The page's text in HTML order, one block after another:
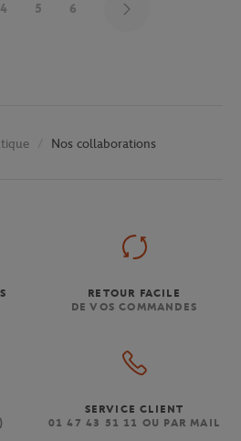
4 5 6
Nos collaborations
RETOUR FACILE
DE VOS COMMANDES
SERVICE CLIENT
01 47 43 51 11 OU PAR MAIL